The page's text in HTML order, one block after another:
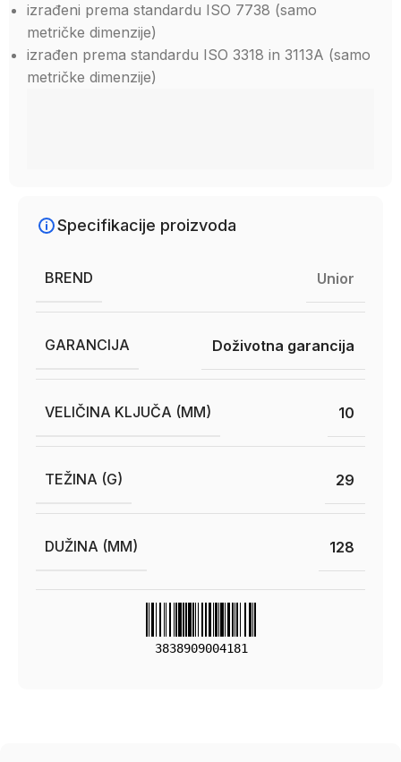
izrađeni prema standardu ISO 7738 (samo
metričke dimenzije)
izrađen prema standardu ISO 3318 in 3113A (samo
metričke dimenzije)
Specifikacije proizvoda
BREND Unior
GARANCIJA Doživotna garancija
VELIČINA KLJUČA (MM) 10
TEŽINA (G) 29
DUŽINA (MM) 128
3838909004181